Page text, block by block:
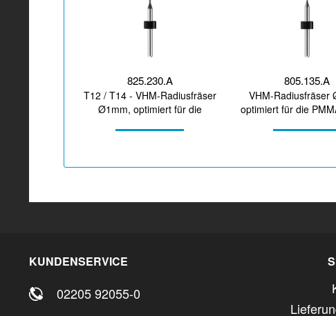
825.230.A
T12 / T14 - VHM-Radiusfräser
Ø1mm, optimiert für die
805.135.A
VHM-Radiusfräser
optimiert für die
KUNDENSERVICE
02205 92055-0